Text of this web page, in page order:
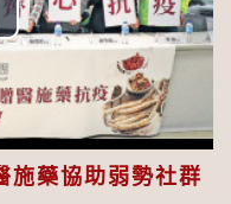
施藥協助弱勢社群